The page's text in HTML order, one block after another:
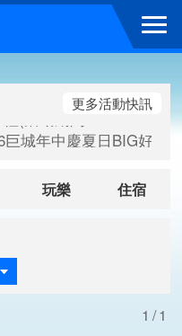
(活動期間：115/08/07-
刷卡郵好禮(活動期間：
(活動期間：115/08/07-
城年中慶夏日BIG好刷(
更多活動快訊
玩樂 住宿
1/1